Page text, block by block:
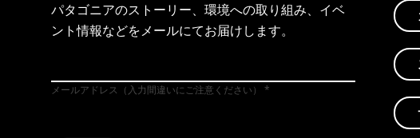
パタゴニアのストーリー、環境への取り組み、イベ
ント情報などをメールにてお届けします。
メールアドレス（入力間違いにご注意ください）